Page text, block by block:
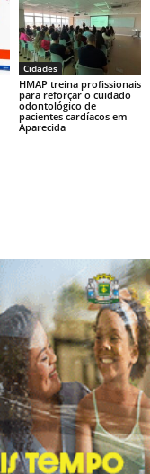
Cidades
HMAP treina profissionais
para reforçar o cuidado
odontológico de
pacientes cardíacos em
Aparecida